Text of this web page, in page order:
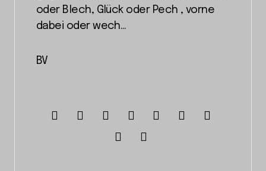
oder Blech, Glück oder Pech , vorne
dabei oder wech…
BV